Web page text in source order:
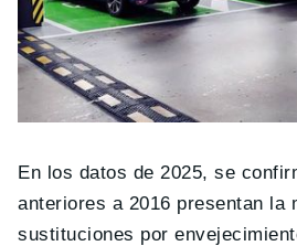
En los datos de 2025, se
anteriores a 2016 presentan la
sustituciones por